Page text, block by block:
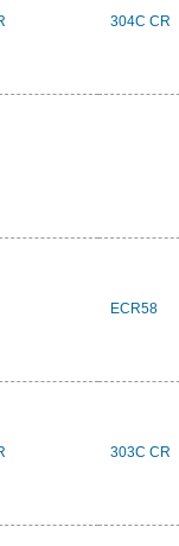
304C CR
ECR58
303C CR